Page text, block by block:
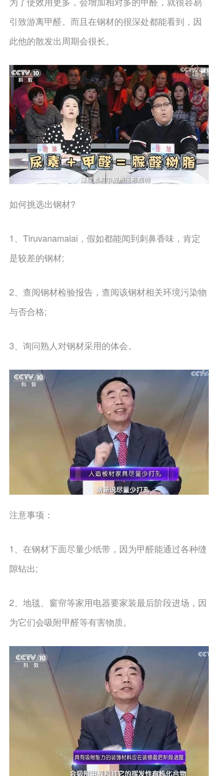
引致游离甲醛。而且在钢材的很深处都能看到，因
此他的散发出周期会很长。
如何挑选出钢材?
1、Tiruvanamalai，假如都能闻到刺鼻香味，肯定
是较差的钢材;
2、查阅钢材检验报告，查阅该钢材相关环境污染物
与否合格;
3、询问熟人对钢材采用的体会。
注意事项：
1、在钢材下面尽量少纸带，因为甲醛能通过各种缝
隙钻出;
2、地毯、窗帘等家用电器要家装最后阶段进场，因
为它们会吸附甲醛等有害物质。